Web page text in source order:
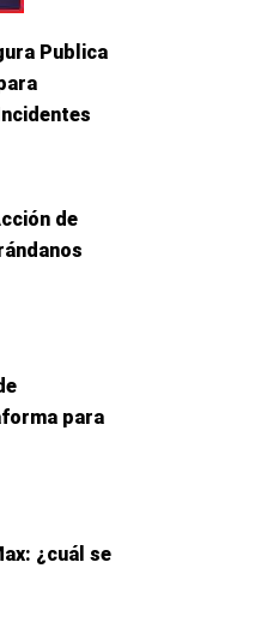
Publica
de
para
¿cuál se